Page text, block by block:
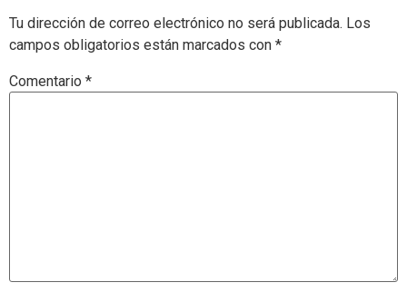
Tu dirección de correo electrónico no será publicada. Los
campos obligatorios están marcados con *
Comentario *